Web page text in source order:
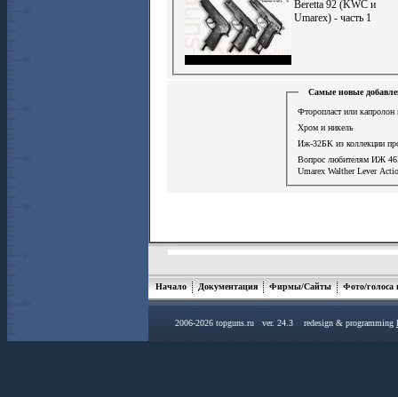
Beretta 92 (KWC и
Umarex) - часть 1
Самые новые
Фторопласт или капролон
Хром и никель
Иж-32БК из коллекции
Вопрос любителям ИЖ
Umarex Walther Lever
Начало Документация Фирмы/Сайты Фото/голоса
2006-2026 topguns.ru ver. 24.3 redesign & programming